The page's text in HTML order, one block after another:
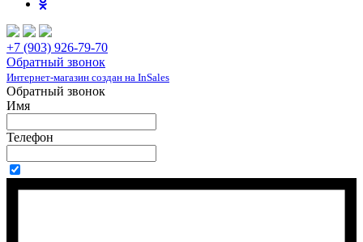
+7 (903) 926-79-70
Обратный звонок
Интернет-магазин создан на InSales
Обратный звонок
Имя
Телефон